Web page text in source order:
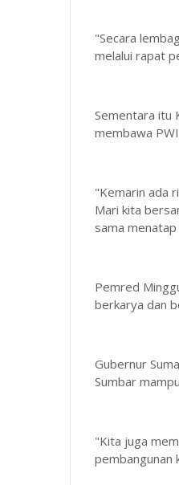
"Secara
melalui rapat
Sementara itu
membawa
"Kemarin ada
Mari kita
sama
Pemred
berkarya dan
Gubernur
Sumbar
"Kita juga
pembangunan